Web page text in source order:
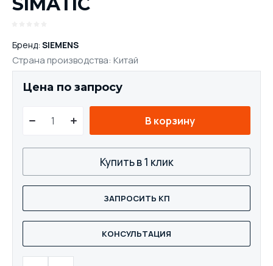
Бренд: SIEMENS
Страна производства: Китай
Цена по запросу
В корзину
Купить в 1 клик
ЗАПРОСИТЬ КП
КОНСУЛЬТАЦИЯ